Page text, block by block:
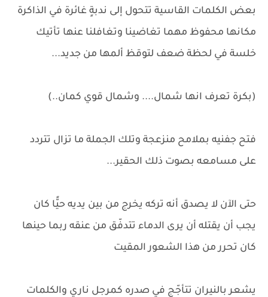
بعض الكلمات القاسية تتحول إلى ندبةٍ غائرة في الذاكرة
مكانها محفوظ مهما تغاضينا وتغافلنا عنها تأتيك
خلسة في لحظة ضعف لتوقظ ألمها من جديد...
(بكرة تعرف انها شمال.... وشمال قوي كمان..)
فتح جفنيه بملامح منزعجة وتلك الجملة ما تزال تتردد
على مسامعه بصوت ذلك الحقير...
حتى الآن لا يصدق أنه تركه يخرج من بين يديه حيًّا كان
يجب أن يقتله أن يرى الدماء تتدفّق من عنقه ربما حينها
كان تحرر من هذا الشعور المقيت
يشعر بالنيران تتأجّج في صدره كمرجل ناري والكلمات